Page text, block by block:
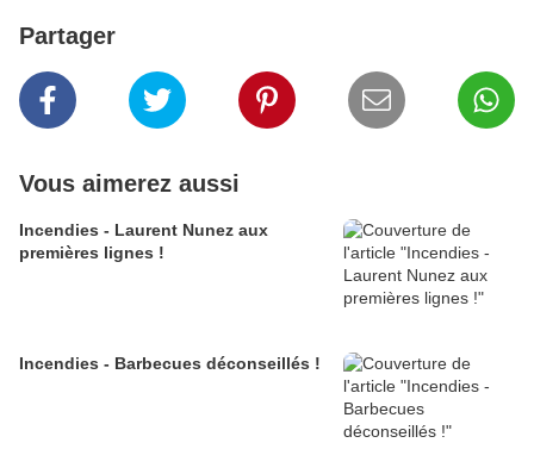
Partager
Vous aimerez aussi
Incendies - Laurent Nunez aux
premières lignes !
Incendies - Barbecues déconseillés !